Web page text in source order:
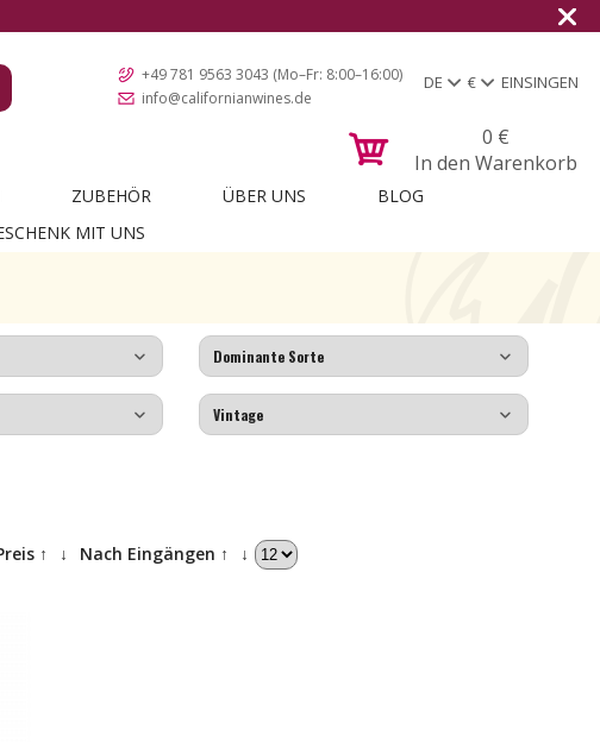
+49 781 9563 3043 (Mo–Fr: 8:00–16:00)
info@californianwines.de
DE € EINSINGEN
0 €
In den Warenkorb
ZUBEHÖR ÜBER UNS
BLOG
MIT UNS
↑ ↓ Nach Eingängen ↑ ↓